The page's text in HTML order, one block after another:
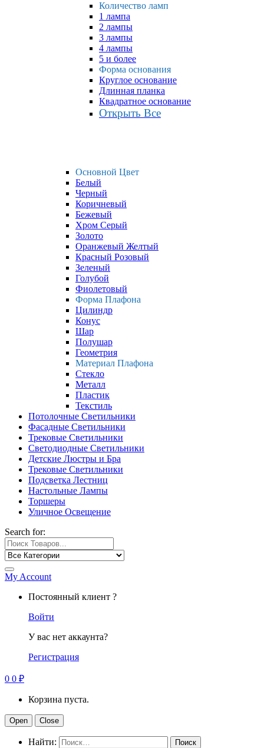
Количество ламп
1 лампа
2 лампы
3 лампы
4 лампы
5 и более
Форма основания
Круглое основание
Длинная планка
Квадратное основание
Открыть Все
Основной Цвет
Белый
Черный
Коричневый
Бежевый
Хром Серый
Золото
Оранжевый Желтый
Красный Розовый
Зеленый
Голубой
Фиолетовый
Форма Плафона
Цилиндр
Конус
Шар
Полушар
Геометрия
Материал Плафона
Стекло
Металл
Пластик
Текстиль
Потолочные Светильники
Фасадные Светильники
Трековые Светильники
Светодиодные Светильники
Детские Люстры и Бра
Трековые Светильники
Подсветка Лестниц
Настольные Лампы
Торшеры
Уличное Освещение
Search for:
My Account
Постоянный клиент ?
Войти
У вас нет аккаунта?
Регистрация
0 0 ₽
Корзина пуста.
Open Close
Найти: